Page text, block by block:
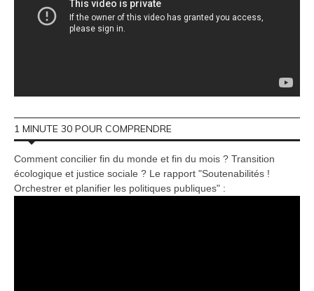
1 MINUTE 30 POUR COMPRENDRE
Comment concilier fin du monde et fin du mois ? Transition
écologique et justice sociale ? Le rapport "Soutenabilités !
Orchestrer et planifier les politiques publiques" :